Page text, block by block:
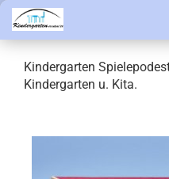
Kindergarten
Kindergarten u. Kita.